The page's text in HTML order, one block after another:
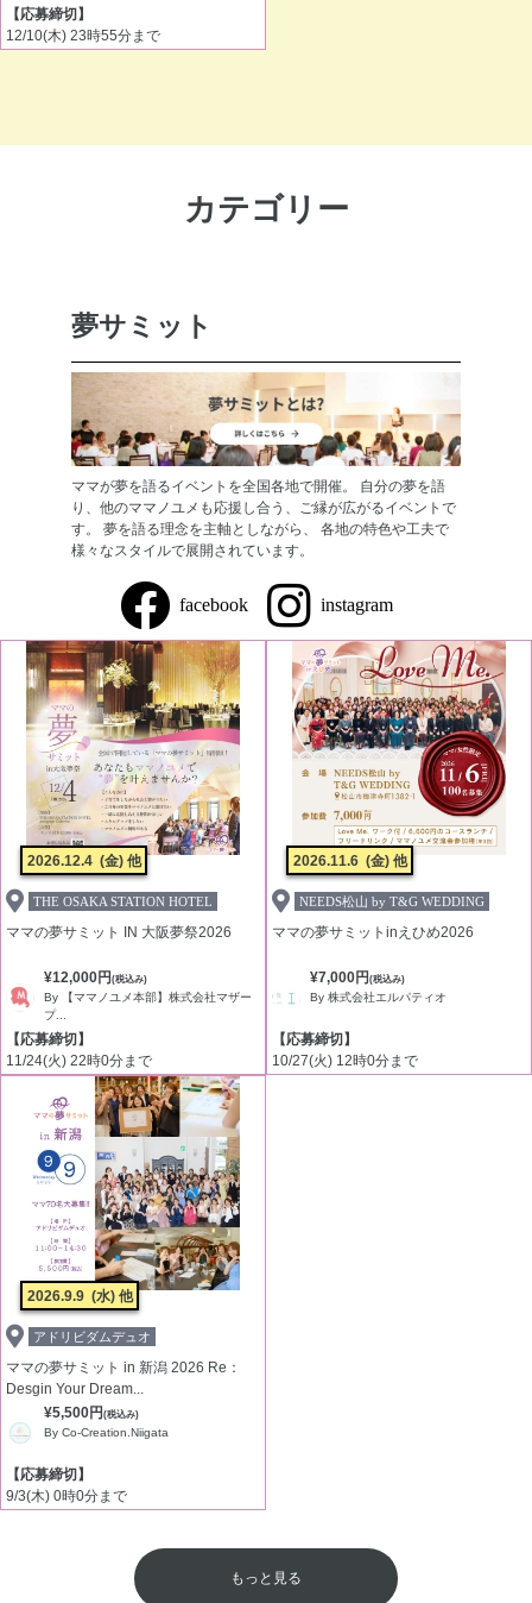
【応募締切】
12/10(木) 23時55分まで
カテゴリー
夢サミット
ママが夢を語るイベントを全国各地で開催。 自分の夢を語
り、他のママノユメも応援し合う、ご縁が広がるイベントで
す。 夢を語る理念を主軸としながら、 各地の特色や工夫で
様々なスタイルで展開されています。
facebook instagram
2026.12.4 (金) 他
THE OSAKA STATION HOTEL
ママの夢サミット IN 大阪夢祭2026
¥12,000円 (税込み)
By 【ママノユメ本部】株式会社マザー
プ...
【応募締切】
11/24(火) 22時0分まで
2026.11.6 (金) 他
NEEDS松山 by T&G WEDDING
ママの夢サミットinえひめ2026
¥7,000円 (税込み)
By 株式会社エルパティオ
【応募締切】
10/27(火) 12時0分まで
2026.9.9 (水) 他
アドリビダムデュオ
ママの夢サミット in 新潟 2026 Re：
Desgin Your Dream...
¥5,500円 (税込み)
By Co-Creation.Niigata
【応募締切】
9/3(木) 0時0分まで
もっと見る